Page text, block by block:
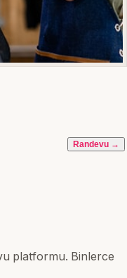
Randevu →
platformu. Binlerce